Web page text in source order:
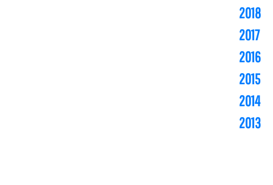
2018
2017
2016
2015
2014
2013